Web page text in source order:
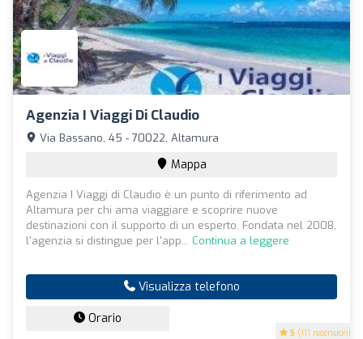
Agenzia I Viaggi Di Claudio
5 (111 recensioni)
Via Bassano, 45 - 70022, Altamura
Mappa
Agenzia I Viaggi di Claudio è un punto di riferimento ad
Altamura per chi ama viaggiare e scoprire nuove
destinazioni con il supporto di un esperto. Fondata nel 2008,
l'agenzia si distingue per l'app... Continua a leggere
Visualizza telefono
Orario